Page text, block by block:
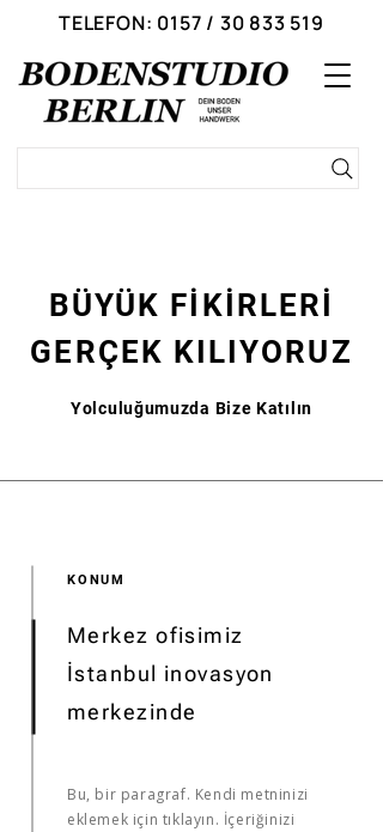
TELEFON: 0157 / 30 833 519
BÜYÜK FİKİRLERİ
GERÇEK KILIYORUZ
Yolculuğumuzda Bize Katılın
KONUM
Merkez ofisimiz
İstanbul inovasyon
merkezinde
Bu, bir paragraf. Kendi metninizi
eklemek için tıklayın. İçeriğinizi